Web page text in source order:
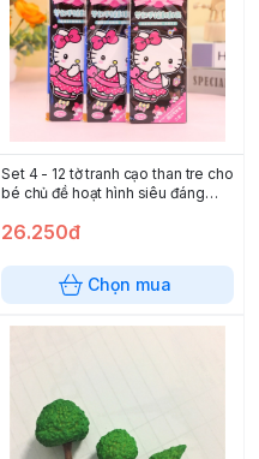
Set 4 - 12 tờ tranh cạo than tre cho
bé chủ đề hoạt hình siêu đáng
26.250đ
Chọn mua